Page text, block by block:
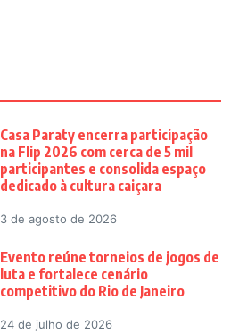
Casa Paraty encerra participação
na Flip 2026 com cerca de 5 mil
participantes e consolida espaço
dedicado à cultura caiçara
3 de agosto de 2026
Evento reúne torneios de jogos de
luta e fortalece cenário
competitivo do Rio de Janeiro
24 de julho de 2026